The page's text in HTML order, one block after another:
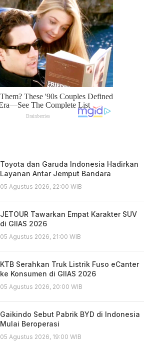
Toyota dan Garuda Indonesia Hadirkan
Layanan Antar Jemput Bandara
05 Agustus 2026, 22:00 WIB
JETOUR Tawarkan Empat Karakter SUV
di GIIAS 2026
05 Agustus 2026, 21:00 WIB
KTB Serahkan Truk Listrik Fuso eCanter
ke Konsumen di GIIAS 2026
05 Agustus 2026, 20:00 WIB
Gaikindo Sebut Pabrik BYD di Indonesia
Mulai Beroperasi
05 Agustus 2026, 19:00 WIB